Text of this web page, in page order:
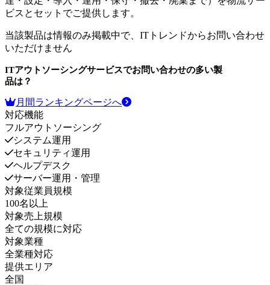
ビスとセットでご提供します。
当該製品は情報のみ掲載中で、ITトレンドからお問い合わせ
いただけません
ITアウトソーシングサービスでお問い合わせの多い製
品は？
月間ランキングページへ
対応機能
フルアウトソーシング
システム運用
セキュリティ運用
ヘルプデスク
サーバー運用・管理
対象従業員規模
100名以上
対象売上規模
全ての規模に対応
対象業種
全業種対応
提供エリア
全国